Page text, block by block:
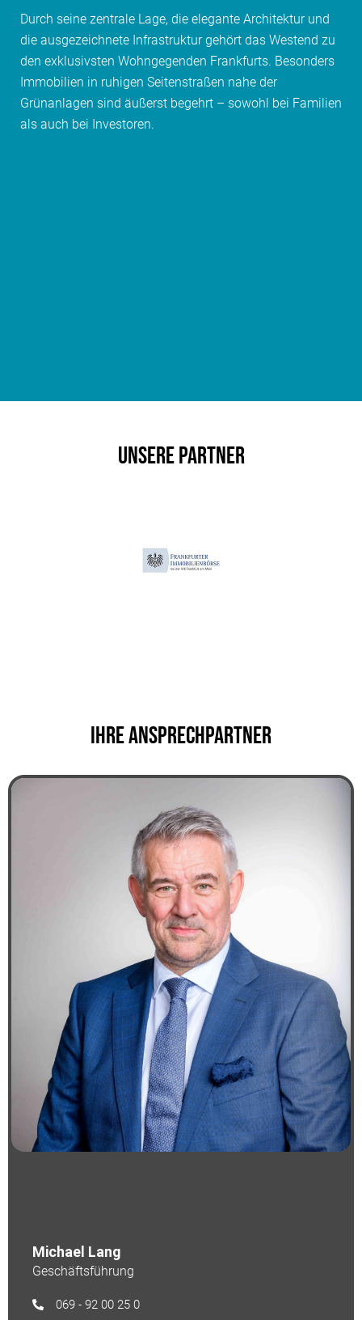
Durch seine zentrale Lage, die elegante Architektur und
die ausgezeichnete Infrastruktur gehört das Westend zu
den exklusivsten Wohngegenden Frankfurts. Besonders
Immobilien in ruhigen Seitenstraßen nahe der
Grünanlagen sind äußerst begehrt – sowohl bei Familien
als auch bei Investoren.
Unsere Partner
Ihre Ansprechpartner
Michael Lang
Geschäftsführung
069 - 92 00 25 0